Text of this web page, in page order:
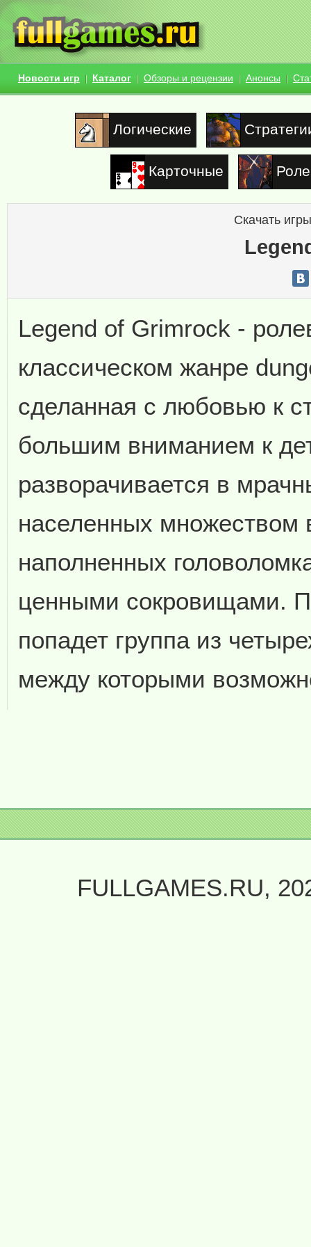
Новости игр Каталог Обзоры и рецензии Анонсы
Логические
Карточные
Скачать
Legend of Grimrock -
классическом жанре
сделанная с любовью к
большим вниманием к
разворачивается в
населенных множеством
наполненных
ценными сокровищами.
попадет группа из
между которыми
FULLGAMES.RU,